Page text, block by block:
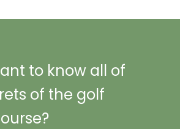
to know all of
of the golf